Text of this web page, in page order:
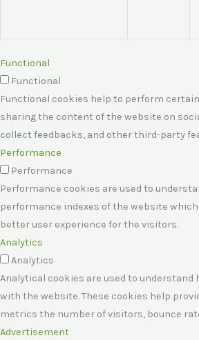
Functional
Functional
Functional cookies help to perform
sharing the content of the website on
collect feedbacks, and other third-party
Performance
Performance
Performance cookies are used to
performance indexes of the website
better user experience for the visitors.
Analytics
Analytics
Analytical cookies are used to
with the website. These cookies help
metrics the number of visitors, bounce
Advertisement